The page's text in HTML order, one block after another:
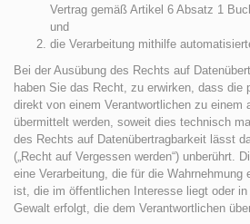
Vertrag gemäß Artikel 6 Absatz 1
und
die Verarbeitung mithilfe
Bei der Ausübung des Rechts auf
haben Sie das Recht, zu erwirken, dass die
direkt von einem Verantwortlichen zu einem
übermittelt werden, soweit dies technisch
des Rechts auf Datenübertragbarkeit lässt
(„Recht auf Vergessen werden“) unberührt.
eine Verarbeitung, die für die Wahrnehmung
ist, die im öffentlichen Interesse liegt oder
Gewalt erfolgt, die dem Verantwortlichen